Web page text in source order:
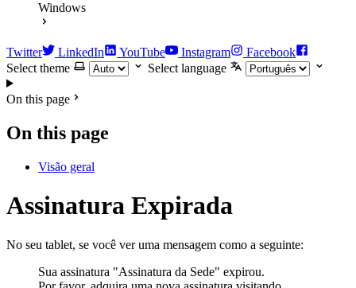
Windows
Twitter LinkedIn YouTube Instagram
Facebook
Select theme
Select language
On this page
On this page
Visão geral
Assinatura Expirada
No seu tablet, se você ver uma mensagem como a seguinte:
Sua assinatura "Assinatura da Sede" expirou.